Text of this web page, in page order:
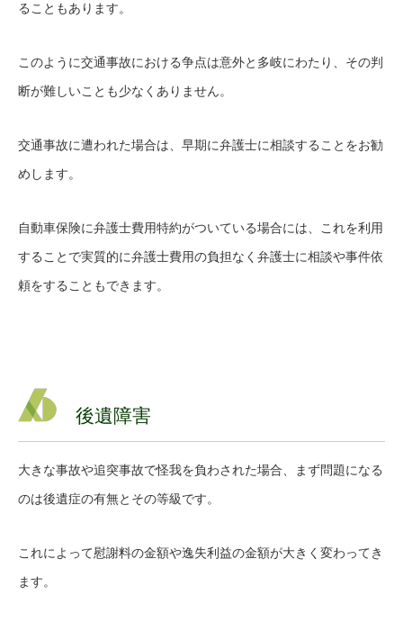
ることもあります。
このように交通事故における争点は意外と多岐にわたり、その判
断が難しいことも少なくありません。
交通事故に遭われた場合は、早期に弁護士に相談することをお勧
めします。
自動車保険に弁護士費用特約がついている場合には、これを利用
することで実質的に弁護士費用の負担なく弁護士に相談や事件依
頼をすることもできます。
後遺障害
大きな事故や追突事故で怪我を負わされた場合、まず問題になる
のは後遺症の有無とその等級です。
これによって慰謝料の金額や逸失利益の金額が大きく変わってき
ます。